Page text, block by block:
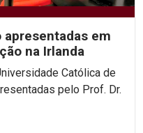
apresentadas em
na Irlanda
Católica de
pelo Prof. Dr.